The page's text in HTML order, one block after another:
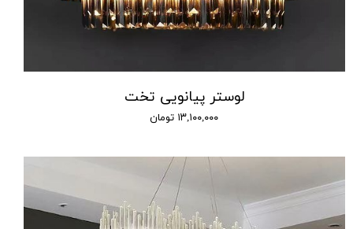
لوستر پیانویی تخت
۱۳,۱۰۰,۰۰۰ تومان